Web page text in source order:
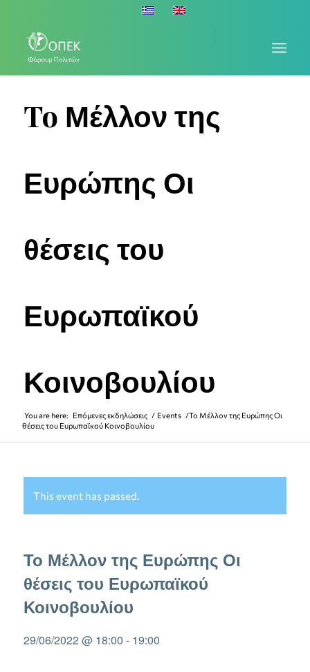
To Μέλλον της
Ευρώπης Οι
θέσεις του
Ευρωπαϊκού
Κοινοβουλίου
You are here: Επόμενες εκδηλώσεις / Events /To Μέλλον της Ευρώπης Οι
θέσεις του Ευρωπαϊκού Κοινοβουλίου
This event has passed.
To Μέλλον της Ευρώπης Οι
θέσεις του Ευρωπαϊκού
Κοινοβουλίου
29/06/2022 @ 18:00 - 19:00